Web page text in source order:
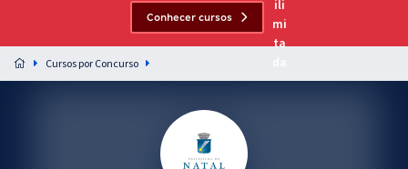
Preparação completa e intensiva para as principais
residências em saúde do Brasil
Conhecer cursos
Cursos por Concurso